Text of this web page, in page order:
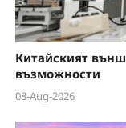
Китайският
възможности
08-Aug-2026